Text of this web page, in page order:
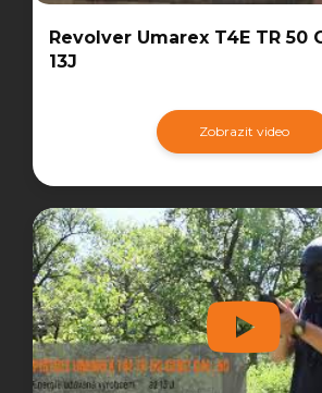
Revolver Umarex T4E TR 50
13J
Zobrazit video